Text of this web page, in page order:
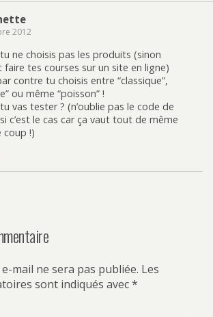
2012
ne choisis pas les produits (sinon
faire tes courses sur un site en ligne)
contre tu choisis entre “classique”,
ou même “poisson” !
vas tester ? (n’oublie pas le code de
c’est le cas car ça vaut tout de même
coup !)
mail ne sera pas publiée. Les
sont indiqués avec*